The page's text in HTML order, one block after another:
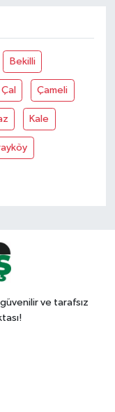
Bekilli
Çal Çameli
Kale
ve tarafsız